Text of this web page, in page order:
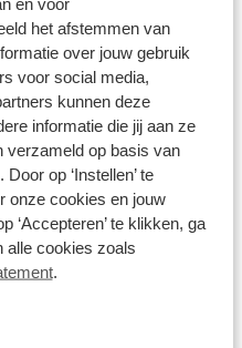
het afstemmen van
over jouw gebruik
voor social media,
kunnen deze
informatie die jij aan ze
verzameld op basis van
op ‘Instellen’ te
onze cookies en jouw
‘Accepteren’ te klikken, ga
alle cookies zoals
.
Blue 2024
Dura-Ace Di2